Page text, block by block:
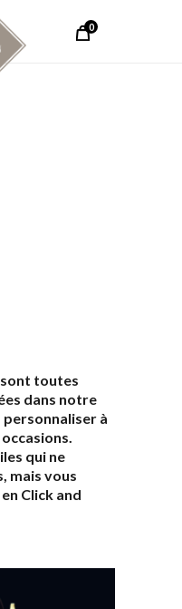
0
toutes
dans notre
personnaliser à
qui ne
mais vous
Click and